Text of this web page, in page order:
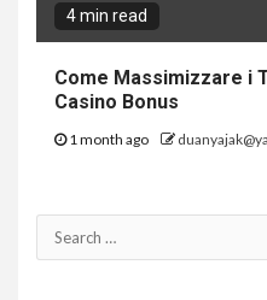
4 min read
Come Massimizzare i
Casino Bonus
1 month ago
Search
for: